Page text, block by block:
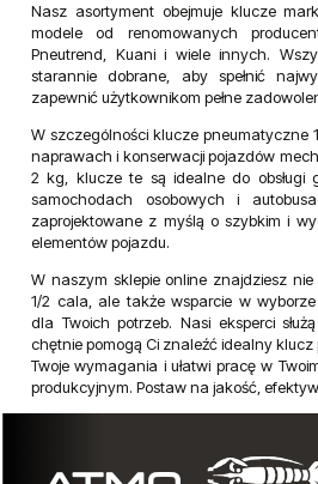
Nasz asortyment obejmuje klucze
modele od renomowanych
Pneutrend, Kuani i wiele innych.
starannie dobrane, aby spełnić
zapewnić użytkownikom pełne
W szczególności klucze pneumatyczne
naprawach i konserwacji pojazdów
2 kg, klucze te są idealne do obsługi
samochodach osobowych i
zaprojektowane z myślą o szybkim i
elementów pojazdu.
W naszym sklepie online znajdziesz
1/2 cala, ale także wsparcie w
dla Twoich potrzeb. Nasi eksperci
chętnie pomogą Ci znaleźć idealny klucz
Twoje wymagania i ułatwi pracę w
produkcyjnym. Postaw na jakość,